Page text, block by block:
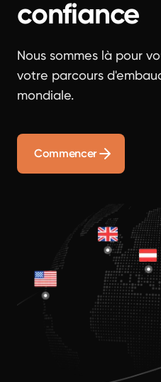
confiance
Nous sommes là pour
votre parcours
mondiale.
Commencer